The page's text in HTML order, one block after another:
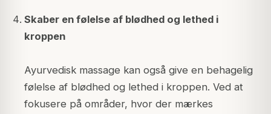
Skaber en følelse af blødhed og lethed i
kroppen
Ayurvedisk massage kan også give en behagelig
følelse af blødhed og lethed i kroppen. Ved at
fokusere på områder, hvor der mærkes